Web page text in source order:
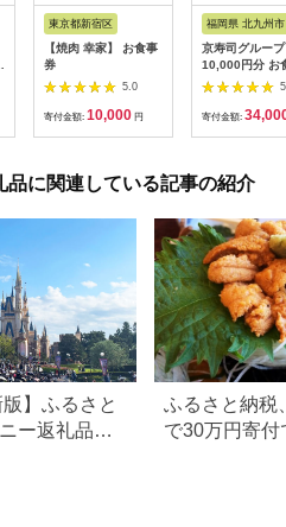
東京都新宿区
【焼肉 幸家】 お食事
券
5.0
寄付金額: 10,000 円
福岡県 北九州市
京寿司グループ
10,000円分 お
1000円×10枚
ケット チケッ
福岡県 北九州
寄付金額:
品に関連している記事の紹介
版】ふるさと
ー返礼品は
ふるさと納税
で30万円寄付